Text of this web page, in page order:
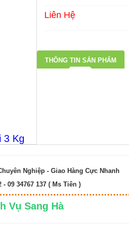
3 Kg
Liên Hệ
THÔNG TIN SẢN PHẨM
Nghiệp - Giao Hàng Cực Nhanh
09 34767 137 ( Ms Tiên )
Vụ Sang Hà